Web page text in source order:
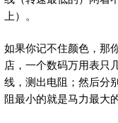
上）。
如果你记不住颜色，那
店，一个数码万用表只
线，测出电阻；然后分
阻最小的就是马力最大